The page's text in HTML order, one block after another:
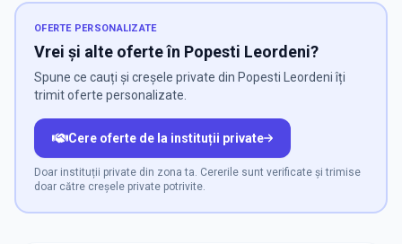
OFERTE PERSONALIZATE
Vrei și alte oferte în Popesti Leordeni?
Spune ce cauți și creșele private din Popesti Leordeni îți
trimit oferte personalizate.
Cere oferte de la instituții private
Doar instituții private din zona ta. Cererile sunt verificate și trimise
doar către creșele private potrivite.